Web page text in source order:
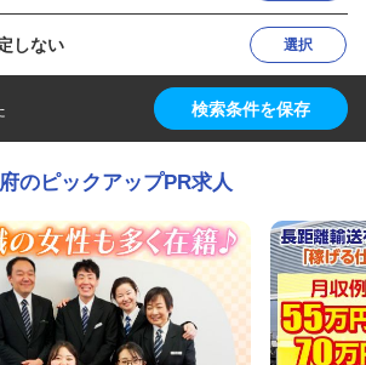
しない 選択
検索条件を保存
のピックアップPR求人